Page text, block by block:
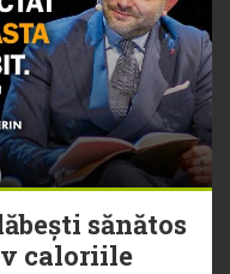
sănătos
caloriile